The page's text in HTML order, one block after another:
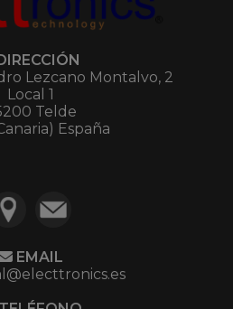
Lezcano Montalvo, 2
Local 1
Telde
España
EMAIL